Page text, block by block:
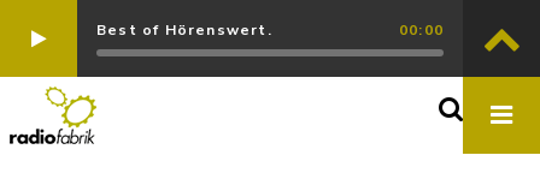
Best of Hörenswert. 00:00